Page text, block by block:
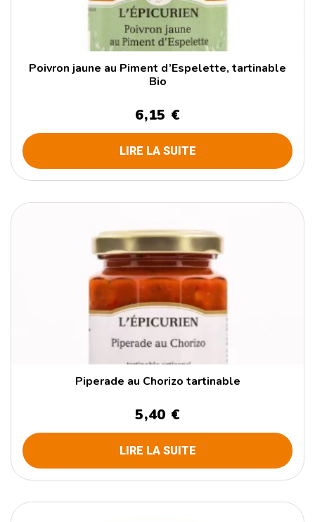
Poivron jaune au Piment d’Espelette, tartinable
Bio
6,15 €
LIRE LA SUITE
Piperade au Chorizo tartinable
5,40 €
LIRE LA SUITE